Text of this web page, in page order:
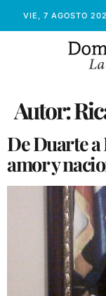
VIE, 7 AGOSTO
Autor:
De Duarte
amor y